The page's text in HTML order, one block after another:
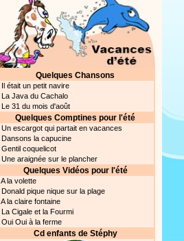
Quelques Chansons
Il était un petit navire
La Java du Cachalo
Le 31 du mois d'août
Quelques Comptines pour l'été
Un escargot qui partait en vacances
Dansons la capucine
Gentil coquelicot
Une araignée sur le plancher
Quelques Vidéos pour l'été
A la volette
Donald pique nique sur la plage
A la claire fontaine
La Cigale et la Fourmi
Oui Oui à la ferme
Cd enfants de Stéphy